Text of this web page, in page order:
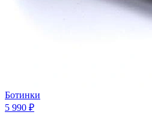
Ботинки
5 990 ₽